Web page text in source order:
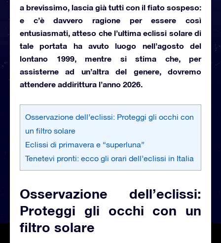
a brevissimo, lascia già tutti con il fiato sospeso:
e c’è davvero ragione per essere così
entusiasmati, atteso che l’ultima eclissi solare di
tale portata ha avuto luogo nell’agosto del
lontano 1999, mentre si stima che, per
assisterne ad un’altra del genere, dovremo
attendere addirittura l’anno 2026.
Osservazione dell’eclissi: Proteggi gli occhi con
un filtro solare
Eclissi di primavera e “superluna”
Tenetevi pronti: ecco gli orari dell’eclissi in Italia
Osservazione dell’eclissi:
Proteggi gli occhi con un
filtro solare